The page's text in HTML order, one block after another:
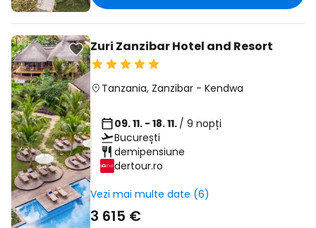
Zuri Zanzibar Hotel and Resort
Tanzania, Zanzibar - Kendwa
09. 11. - 18. 11. / 9 nopți
București
demipensiune
dertour.ro
Vezi mai multe date (6)
3 615 €